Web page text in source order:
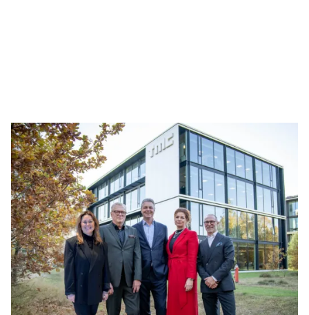
Level21
Level21 ist eine schwedische Beratungsfirma für
operatives Management, die umfangreiche
Managementerfahrung mit tiefgreifendem
Branchenwissen kombiniert, um Organisationen
dabei zu unterstützen, kraftvolle Umsetzung und
nachhaltige Ergebnisse zu erzielen. Das
Markenzeichen des Unternehmens ist die
Umwandlung von Strategie in Aktion. Es hilft
Organisationen dabei, Pläne umzusetzen, komplexe